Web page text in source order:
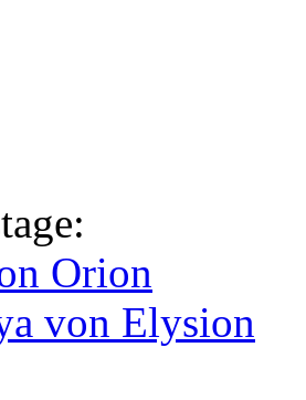
Orion
von Elysion